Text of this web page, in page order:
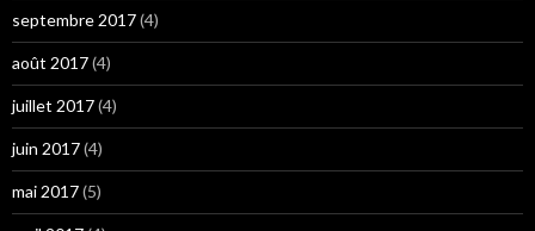
septembre 2017(4)
août 2017(4)
juillet 2017(4)
juin 2017(4)
mai 2017(5)